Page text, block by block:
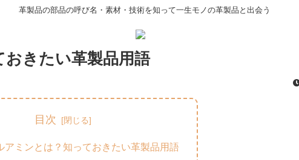
革製品の部品の呼び名・素材・技術を知って一生モノの革製品と出会う
おきたい革製品用語
目次
アミンとは？知っておきたい革製品用語